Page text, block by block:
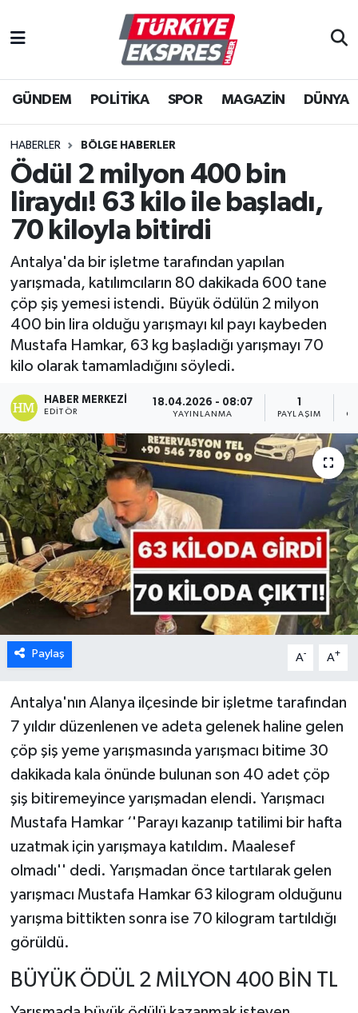
GÜNDEM POLİTİKA SPOR MAGAZİN DÜNYA
HABERLER BÖLGE HABERLER
Ödül 2 milyon 400 bin
liraydı! 63 kilo ile başladı,
70 kiloyla bitirdi
Antalya'da bir işletme tarafından yapılan
yarışmada, katılımcıların 80 dakikada 600 tane
çöp şiş yemesi istendi. Büyük ödülün 2 milyon
400 bin lira olduğu yarışmayı kıl payı kaybeden
Mustafa Hamkar, 63 kg başladığı yarışmayı 70
kilo olarak tamamladığını söyledi.
HABER MERKEZI
EDITÖR
18.04.2026 - 08:07
YAYINLANMA
1
PAYLAŞIM
Paylaş A- A+
Antalya'nın Alanya ilçesinde bir işletme tarafından
7 yıldır düzenlenen ve adeta gelenek haline gelen
çöp şiş yeme yarışmasında yarışmacı bitime 30
dakikada kala önünde bulunan son 40 adet çöp
şiş bitiremeyince yarışmadan elendi. Yarışmacı
Mustafa Hamkar ‘'Parayı kazanıp tatilimi bir hafta
uzatmak için yarışmaya katıldım. Maalesef
olmadı'' dedi. Yarışmadan önce tartılarak gelen
yarışmacı Mustafa Hamkar 63 kilogram olduğunu
yarışma bittikten sonra ise 70 kilogram tartıldığı
görüldü.
BÜYÜK ÖDÜL 2 MİLYON 400 BİN TL
İstanbul Nöbetçi Eczaneler
İstanbul Hava Durumu
İstanbul Namaz Vakitleri
İstanbul Trafik Yoğunluk Haritası
Süper Lig Puan Durumu ve Fikstür
Tüm Manşetler
Son Dakika Haberleri
Haber Arşivi